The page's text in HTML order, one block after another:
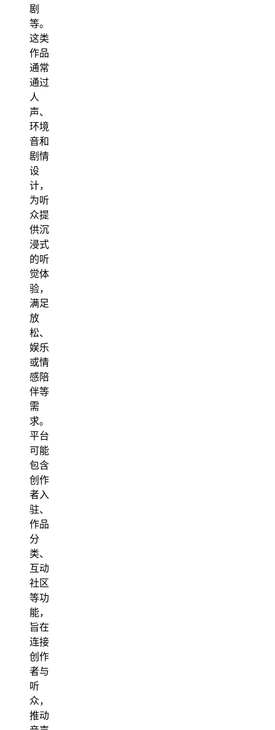
剧
等。
这类
作品
通常
通过
人
声、
环境
音和
剧情
设
计，
为听
众提
供沉
浸式
的听
觉体
验，
满足
放
松、
娱乐
或情
感陪
伴等
需
求。
平台
可能
包含
创作
者入
驻、
作品
分
类、
互动
社区
等功
能，
旨在
连接
创作
者与
听
众，
推动